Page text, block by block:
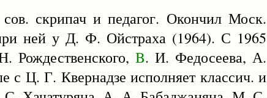
скрипач и педагог. Окончил Моск.
ней у Д. Ф. Ойстраха (1964). С 1965
Рождественского,B. И. Федосеева, А.
Ц. Г. Квернадзе исполняет классич. и